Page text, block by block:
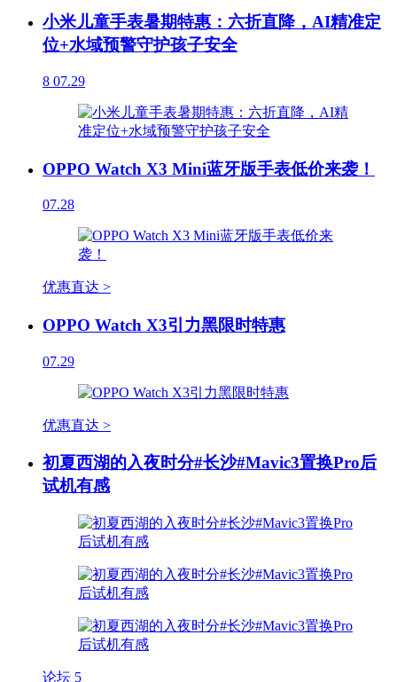
小米儿童手表暑期特惠：六折直降，AI精准定
位+水域预警守护孩子安全
8 07.29
OPPO Watch X3 Mini蓝牙版手表低价来袭！
07.28
优惠直达 >
OPPO Watch X3引力黑限时特惠
07.29
优惠直达 >
初夏西湖的入夜时分#长沙#Mavic3置换Pro后
试机有感
论坛 5